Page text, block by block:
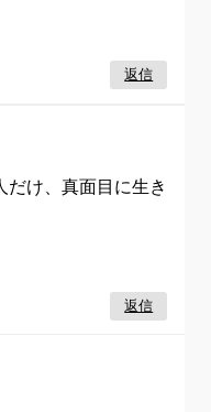
返信
だけ、真面目に生き
返信